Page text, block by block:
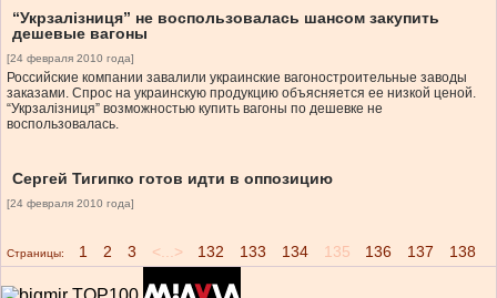
“Укрзалізниця” не воспользовалась шансом закупить
дешевые вагоны
[24 февраля 2010 года]
Российские компании завалили украинские вагоностроительные заводы
заказами. Спрос на украинскую продукцию объясняется ее низкой ценой.
“Укрзалізниця” возможностью купить вагоны по дешевке не
воспользовалась.
Сергей Тигипко готов идти в оппозицию
[24 февраля 2010 года]
Страницы: 1 2 3 <...> 132 133 134 135 136 137 138